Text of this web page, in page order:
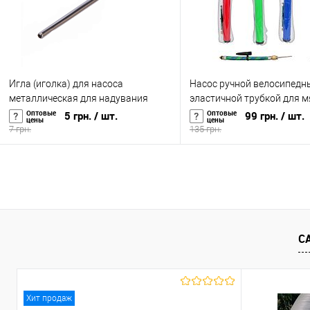
Игла (иголка) для насоса
металлическая для надувания
мячей OSPORT (MS 0422)
Оптовые
цены 5 грн. / шт.
7 грн.
Насос ручной
эластичной трубкой для
игрушек, велосипеда Profi
0117)
Оптовые
цены 99 грн. / шт.
135 грн.
Хит продаж